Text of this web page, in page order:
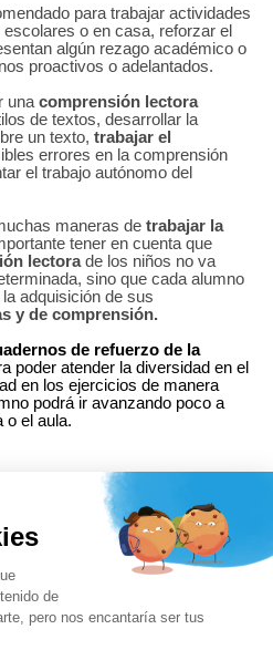
para trabajar actividades
o en casa, reforzar el
algún rezago académico o
proactivos o adelantados.
unacomprensión lectora
de textos, desarrollar la
un texto, trabajar el
errores en la comprensión
el trabajo autónomo del
maneras detrabajar la
tener en cuenta que
lectorade los niños no va
sino que cada alumno
adquisición de sus
y de comprensión.
de refuerzo de la
poder atender la diversidad en el
en los ejercicios de manera
podrá ir avanzando poco a
o el aula.